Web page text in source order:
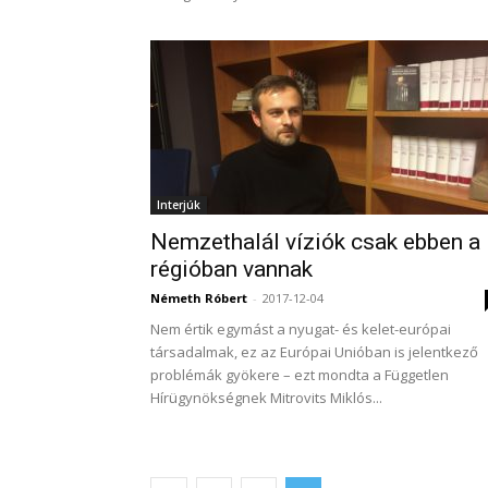
Interjúk
Nemzethalál víziók csak ebben a
régióban vannak
Németh Róbert - 2017-12-04
Nem értik egymást a nyugat- és kelet-európai
társadalmak, ez az Európai Unióban is jelentkező
problémák gyökere – ezt mondta a Független
Hírügynökségnek Mitrovits Miklós...